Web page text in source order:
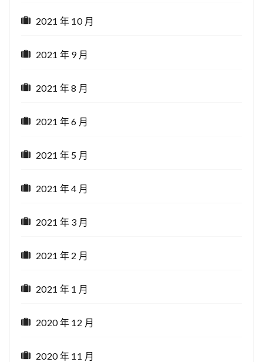
2021 年 10 月
2021 年 9 月
2021 年 8 月
2021 年 6 月
2021 年 5 月
2021 年 4 月
2021 年 3 月
2021 年 2 月
2021 年 1 月
2020 年 12 月
2020 年 11 月